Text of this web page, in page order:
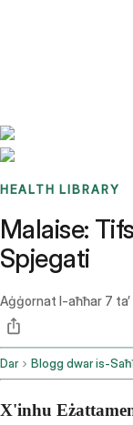
HEALTH LIBRARY
Malaise:
Spjegati
Aġġornat l-aħħar 7
Dar Blogg dwar is-
X'inhu